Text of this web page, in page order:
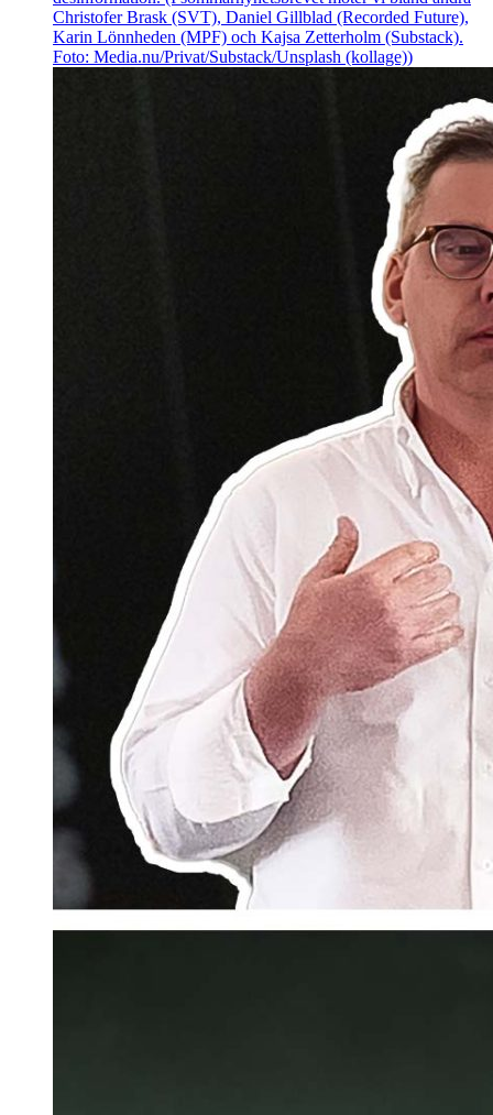
Christofer Brask (SVT), Daniel Gillblad (Recorded Future),
Karin Lönnheden (MPF) och Kajsa Zetterholm (Substack).
Foto: Media.nu/Privat/Substack/Unsplash (kollage))